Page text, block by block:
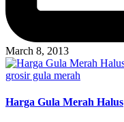
March 8, 2013
Posted
grosir gula merah
Harga Gula Merah Halus